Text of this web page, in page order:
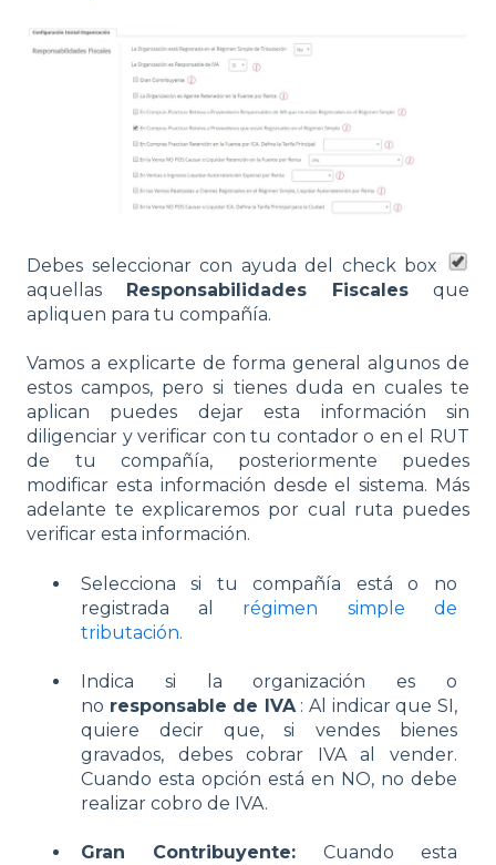
Debes seleccionar con ayuda del check box
aquellas Responsabilidades Fiscales que
apliquen para tu compañía.
Vamos a explicarte de forma general algunos de
estos campos, pero si tienes duda en cuales te
aplican puedes dejar esta información sin
diligenciar y verificar con tu contador o en el RUT
de tu compañía, posteriormente puedes
modificar esta información desde el sistema. Más
adelante te explicaremos por cual ruta puedes
verificar esta información.
Selecciona si tu compañía está o no
registrada al régimen simple de
tributación.
Indica si la organización es o
no responsable de IVA: Al indicar que SI,
quiere decir que, si vendes bienes
gravados, debes cobrar IVA al vender.
Cuando esta opción está en NO, no debe
realizar cobro de IVA.
Gran Contribuyente: Cuando esta